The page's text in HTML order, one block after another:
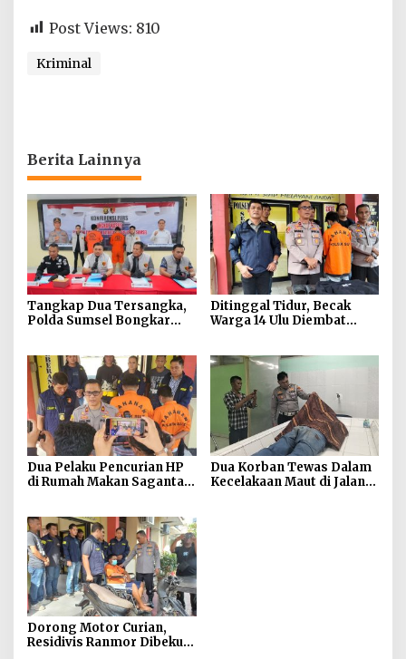
Post Views: 810
Kriminal
Berita Lainnya
Tangkap Dua Tersangka,
Polda Sumsel Bongkar
Ditinggal Tidur, Becak
Warga 14 Ulu Diembat
Dua Pelaku Pencurian HP
di Rumah Makan Saganta
!!
Dua Korban Tewas Dalam
Kecelakaan Maut di Jalan
Dorong Motor Curian,
Residivis Ranmor Dibekuk